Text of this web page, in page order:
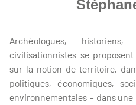
Archéologues,
civilisationnistes se
sur la notion de territoire,
politiques, économiques,
environnementales – dans